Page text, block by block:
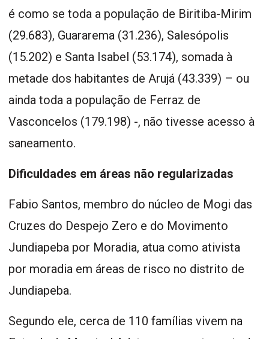
é como se toda a população de Biritiba-Mirim
(29.683), Guararema (31.236), Salesópolis
(15.202) e Santa Isabel (53.174), somada à
metade dos habitantes de Arujá (43.339) – ou
ainda toda a população de Ferraz de
Vasconcelos (179.198) -, não tivesse acesso à
saneamento.
Dificuldades em áreas não regularizadas
Fabio Santos, membro do núcleo de Mogi das
Cruzes do Despejo Zero e do Movimento
Jundiapeba por Moradia, atua como ativista
por moradia em áreas de risco no distrito de
Jundiapeba.
Segundo ele, cerca de 110 famílias vivem na